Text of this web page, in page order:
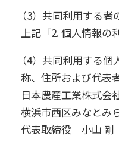
（3）共同利用する
上記「2. 個人情報
（4）共同利用する個人データの管理責任者の名
称、住所および代表
日本農産工業株式会
横浜市西区みなとみ
代表取締役 小山 剛